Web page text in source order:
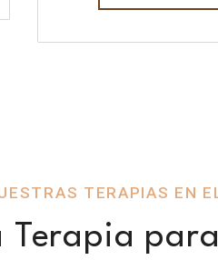
TERAPIAS EN